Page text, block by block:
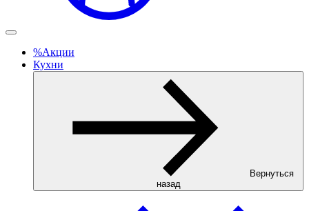
%Акции
Кухни
Вернуться
назад